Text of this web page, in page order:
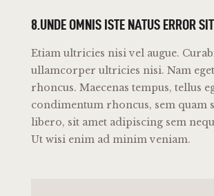
8.UNDE OMNIS ISTE NATUS ERROR SIT
Etiam ultricies nisi vel augue.
ullamcorper ultricies nisi. Nam
rhoncus. Maecenas tempus, tellus
condimentum rhoncus, sem quam
libero, sit amet adipiscing sem
Ut wisi enim ad minim veniam.